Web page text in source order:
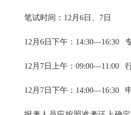
笔试时间：12月6日、7日
12月6日下午：14:30—16:30
12月7日上午：09:00—11:00
12月7日下午：14:00—16:30